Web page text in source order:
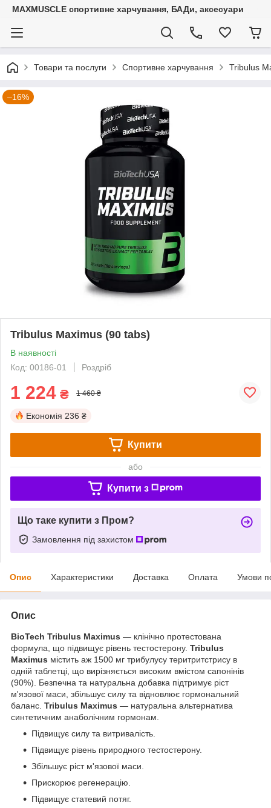
MAXMUSCLE спортивне харчування, БАДи, аксесуари
Товари та послуги Спортивне харчування Tribulus
–16%
Tribulus Maximus (90 tabs)
В наявності
Код: 00186-01
Роздріб
1 224 ₴ 1 460 ₴
Економія 236 ₴
Купити
або
Купити з
Що таке купити з Пром?
Замовлення під захистом
Опис Характеристики Доставка Оплата Умови
Опис
BioTech Tribulus Maximus — клінічно протестована
формула, що підвищує рівень тестостерону. Tribulus
Maximus містить аж 1500 мг трибулусу теритритстрису в
одній таблетці, що вирізняється високим вмістом сапонінів
(90%). Безпечна та натуральна добавка підтримує ріст
м'язової маси, збільшує силу та відновлює гормональний
баланс. Tribulus Maximus — натуральна альтернатива
синтетичним анаболічним гормонам.
Підвищує силу та витривалість.
Підвищує рівень природного тестостерону.
Збільшує ріст м'язової маси.
Прискорює регенерацію.
Підвищує статевий потяг.